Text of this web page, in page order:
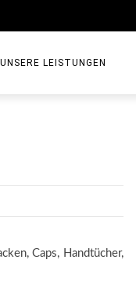
UNSERE LEISTUNGEN
Caps, Handtücher,